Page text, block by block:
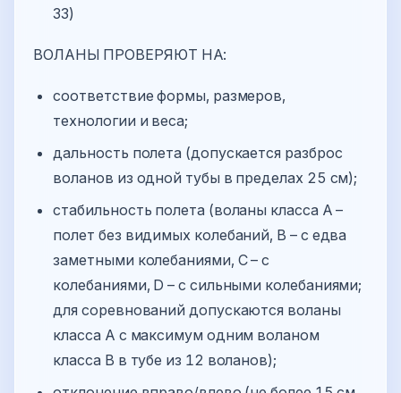
33)
ВОЛАНЫ ПРОВЕРЯЮТ НА:
соответствие формы, размеров,
технологии и веса;
дальность полета (допускается разброс
воланов из одной тубы в пределах 25 см);
стабильность полета (воланы класса А –
полет без видимых колебаний, B – с едва
заметными колебаниями, C – с
колебаниями, D – с сильными колебаниями;
для соревнований допускаются воланы
класса А с максимум одним воланом
класса B в тубе из 12 воланов);